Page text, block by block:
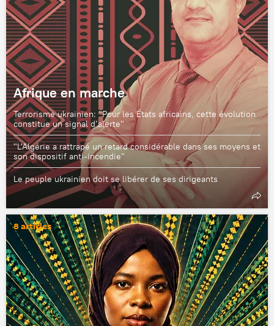
Afrique en marche
Terrorisme ukrainien: "Pour les États africains, cette évolution
constitue un signal d’alerte"
"L'Algérie a rattrapé un retard considérable dans ses moyens et
son dispositif anti-incendie"
Le peuple ukrainien doit se libérer de ses dirigeants
8 articles